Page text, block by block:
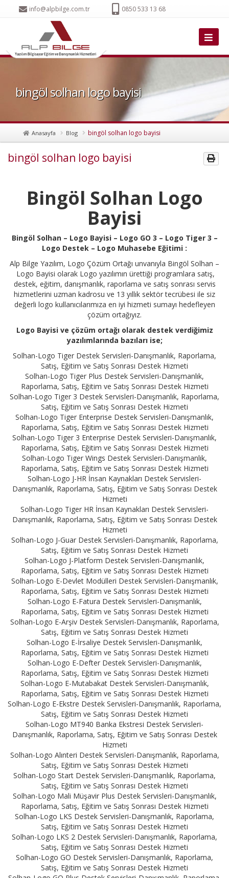
info@alpbilge.com.tr 0850 533 13 68
bingöl solhan logo bayisi
Anasayfa Blog bingöl solhan logo bayisi
bingöl solhan logo bayisi
Bingöl Solhan Logo
Bayisi
Bingöl Solhan – Logo Bayisi – Logo GO 3 – Logo Tiger 3 –
Logo Destek – Logo Muhasebe Eğitimi :
Alp Bilge Yazılım, Logo Çözüm Ortağı unvanıyla Bingöl Solhan –
Logo Bayisi olarak Logo yazılımın ürettiği programlara satış,
destek, eğitim, danışmanlık, raporlama ve satış sonrası servis
hizmetlerini uzman kadrosu ve 13 yıllık sektör tecrübesi ile siz
değerli logo kullanıcılarımıza en iyi hizmeti sumayı hedefleyen
çözüm ortağıyız.
Logo Bayisi ve çözüm ortağı olarak destek verdiğimiz
yazılımlarında bazıları ise;
Solhan-Logo Tiger Destek Servisleri-Danışmanlık, Raporlama,
Satış, Eğitim ve Satış Sonrası Destek Hizmeti
Solhan-Logo Tiger Plus Destek Servisleri-Danışmanlık,
Raporlama, Satış, Eğitim ve Satış Sonrası Destek Hizmeti
Solhan-Logo Tiger 3 Destek Servisleri-Danışmanlık, Raporlama,
Satış, Eğitim ve Satış Sonrası Destek Hizmeti
Solhan-Logo Tiger Enterprise Destek Servisleri-Danışmanlık,
Raporlama, Satış, Eğitim ve Satış Sonrası Destek Hizmeti
Solhan-Logo Tiger 3 Enterprise Destek Servisleri-Danışmanlık,
Raporlama, Satış, Eğitim ve Satış Sonrası Destek Hizmeti
Solhan-Logo Tiger Wings Destek Servisleri-Danışmanlık,
Raporlama, Satış, Eğitim ve Satış Sonrası Destek Hizmeti
Solhan-Logo J-HR İnsan Kaynakları Destek Servisleri-
Danışmanlık, Raporlama, Satış, Eğitim ve Satış Sonrası Destek
Hizmeti
Solhan-Logo Tiger HR İnsan Kaynakları Destek Servisleri-
Danışmanlık, Raporlama, Satış, Eğitim ve Satış Sonrası Destek
Hizmeti
Solhan-Logo J-Guar Destek Servisleri-Danışmanlık, Raporlama,
Satış, Eğitim ve Satış Sonrası Destek Hizmeti
Solhan-Logo J-Platform Destek Servisleri-Danışmanlık,
Raporlama, Satış, Eğitim ve Satış Sonrası Destek Hizmeti
Solhan-Logo E-Devlet Modülleri Destek Servisleri-Danışmanlık,
Raporlama, Satış, Eğitim ve Satış Sonrası Destek Hizmeti
Solhan-Logo E-Fatura Destek Servisleri-Danışmanlık,
Raporlama, Satış, Eğitim ve Satış Sonrası Destek Hizmeti
Solhan-Logo E-Arşiv Destek Servisleri-Danışmanlık, Raporlama,
Satış, Eğitim ve Satış Sonrası Destek Hizmeti
Solhan-Logo E-İrsaliye Destek Servisleri-Danışmanlık,
Raporlama, Satış, Eğitim ve Satış Sonrası Destek Hizmeti
Solhan-Logo E-Defter Destek Servisleri-Danışmanlık,
Raporlama, Satış, Eğitim ve Satış Sonrası Destek Hizmeti
Solhan-Logo E-Mutabakat Destek Servisleri-Danışmanlık,
Raporlama, Satış, Eğitim ve Satış Sonrası Destek Hizmeti
Solhan-Logo E-Ekstre Destek Servisleri-Danışmanlık, Raporlama,
Satış, Eğitim ve Satış Sonrası Destek Hizmeti
Solhan-Logo MT940 Banka Ekstresi Destek Servisleri-
Danışmanlık, Raporlama, Satış, Eğitim ve Satış Sonrası Destek
Hizmeti
Solhan-Logo Alınteri Destek Servisleri-Danışmanlık, Raporlama,
Satış, Eğitim ve Satış Sonrası Destek Hizmeti
Solhan-Logo Start Destek Servisleri-Danışmanlık, Raporlama,
Satış, Eğitim ve Satış Sonrası Destek Hizmeti
Solhan-Logo Mali Müşavir Plus Destek Servisleri-Danışmanlık,
Raporlama, Satış, Eğitim ve Satış Sonrası Destek Hizmeti
Solhan-Logo LKS Destek Servisleri-Danışmanlık, Raporlama,
Satış, Eğitim ve Satış Sonrası Destek Hizmeti
Solhan-Logo LKS 2 Destek Servisleri-Danışmanlık, Raporlama,
Satış, Eğitim ve Satış Sonrası Destek Hizmeti
Solhan-Logo GO Destek Servisleri-Danışmanlık, Raporlama,
Satış, Eğitim ve Satış Sonrası Destek Hizmeti